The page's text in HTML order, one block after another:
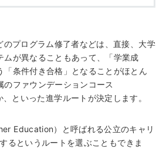
プログラム修了者などは、直接、大学
が異なることもあって、「学業成
条件付き合格」となることがほとん
ファウンデーションコース
といった進学ルートが決定します。
Education）と呼ばれる公立のキャリ
るというルートを選ぶこともできま